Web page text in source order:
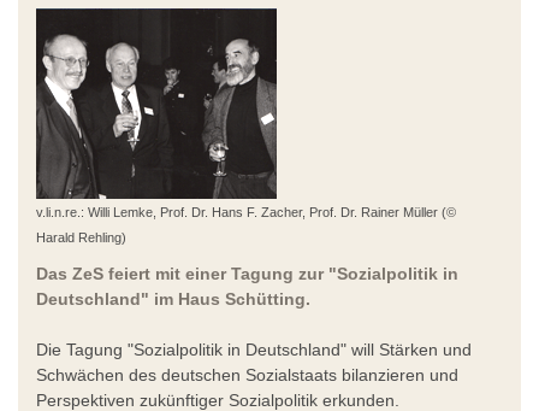
v.li.n.re.: Willi Lemke, Prof. Dr. Hans F. Zacher, Prof. Dr. Rainer Müller (©
Harald Rehling)
Das ZeS feiert mit einer Tagung zur "Sozialpolitik in
Deutschland" im Haus Schütting.
Die Tagung "Sozialpolitik in Deutschland" will Stärken und
Schwächen des deutschen Sozialstaats bilanzieren und
Perspektiven zukünftiger Sozialpolitik erkunden.